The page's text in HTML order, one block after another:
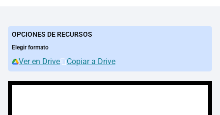
OPCIONES DE RECURSOS
Elegir formato
Ver en Drive Copiar a Drive